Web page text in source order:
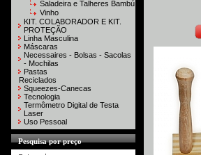
Saladeira e Talheres Bambú
Vinho
KIT. COLABORADOR E KIT.
PROTEÇÃO
Linha Masculina
Máscaras
Necessaires - Bolsas - Sacolas
- Mochilas
Pastas
Reciclados
Squeezes-Canecas
Tecnologia
Termômetro Digital de Testa
Laser
Uso Pessoal
Pesquisa por preço